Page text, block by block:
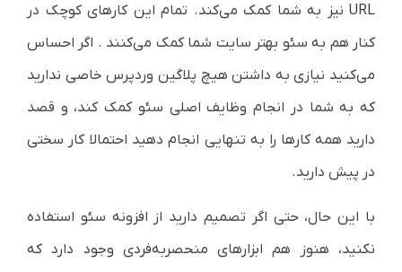
URL نیز به شما کمک می‌کند. تمام این کارهای کوچک در
کنار هم به سئو بهتر سایت شما کمک می‌کنند . اگر احساس
می‌کنید نیازی به داشتن هیچ پلاگین وردپرس خاصی ندارید
که به شما در انجام وظایف اصلی سئو کمک کند، و قصد
دارید همه کارها را به تنهایی انجام دهید احتمالا کار سختی
در پیش دارید.
با این حال، حتی اگر تصمیم دارید از افزونه سئو استفاده
نکنید، هنوز هم ابزارهای منحصربه‌فردی وجود دارد که